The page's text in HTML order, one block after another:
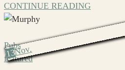
CONTINUE READING
13Nov.
Pubs
featured